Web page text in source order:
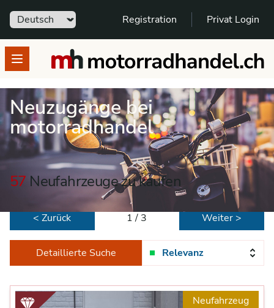
Sprache Registration Privat Login
Open menumotorradhandel.ch
Neuzugänge bei
motorradhandel
57 Neufahrzeuge zu kaufen
< Zurück 1 / 3 Weiter >
Detaillierte Suche Relevanz
Neufahrzeug